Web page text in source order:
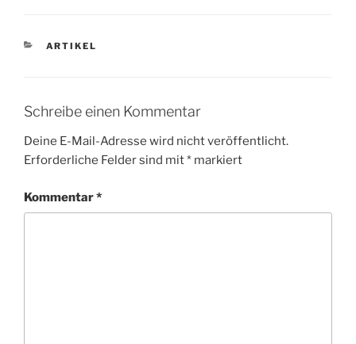
KATEGORIEN
ARTIKEL
Schreibe einen Kommentar
Deine E-Mail-Adresse wird nicht veröffentlicht.
Erforderliche Felder sind mit* markiert
Kommentar*